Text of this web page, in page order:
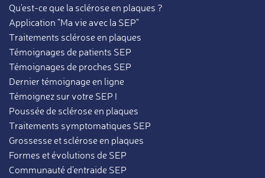
Qu'est-ce que la sclérose en plaques ?
Application "Ma vie avec la SEP"
Traitements sclérose en plaques
Témoignages de patients SEP
Témoignages de proches SEP
Dernier témoignage en ligne
Témoignez sur votre SEP !
Poussée de sclérose en plaques
Traitements symptomatiques SEP
Grossesse et sclérose en plaques
Formes et évolutions de SEP
Communauté d'entraide SEP